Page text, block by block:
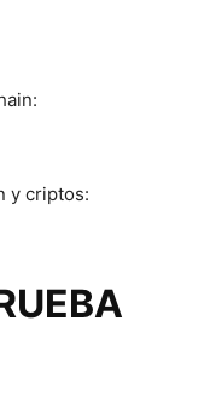
y criptos: